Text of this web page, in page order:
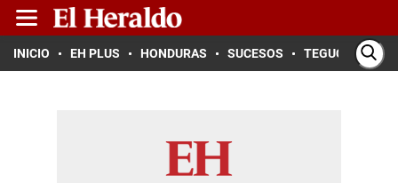
INICIO EH PLUS HONDURAS SUCESOS TEGUCIGALPA